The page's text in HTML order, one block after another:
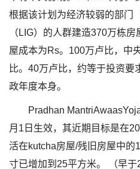
根据该计划为经济较弱的部门
（LIG）的人群建造370万栋
屋成本为Rs。100万卢比，中
比。40万卢比，约等于投资
政年度本身。
Pradhan
月1日生效，其近期目标是在
活在kutcha房屋/残旧房屋中的
寸已增加到25平方米。 （早